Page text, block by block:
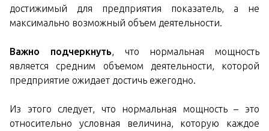
достижимый для предприятия показатель, а не
максимально возможный объем деятельности.
Важно подчеркнуть, что нормальная мощность
является средним объемом деятельности, которой
предприятие ожидает достичь ежегодно.
Из этого следует, что нормальная мощность – это
относительно условная величина, которую каждое